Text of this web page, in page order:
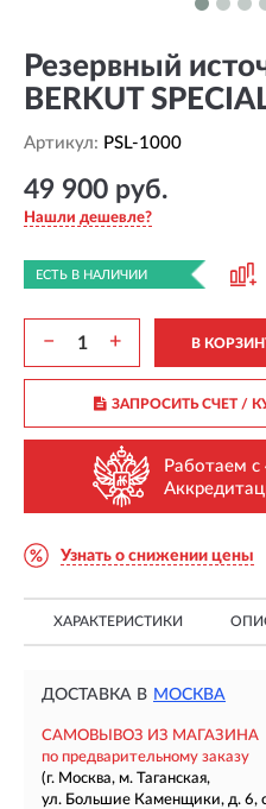
Резервный
BERKUT
Артикул: PSL-1000
49 900 руб.
Нашли дешевле?
ЕСТЬ В НАЛИЧИИ
− + В
ЗАПРОСИТЬ СЧЕТ /
Работаем
Узнать о снижении цены
ХАРАКТЕРИСТИКИ
ДОСТАВКА В МОСКВА
САМОВЫВОЗ ИЗ МАГАЗИНА
по предварительному заказу
(г. Москва, м. Таганская,
ул. Большие Каменщики, д. 6,